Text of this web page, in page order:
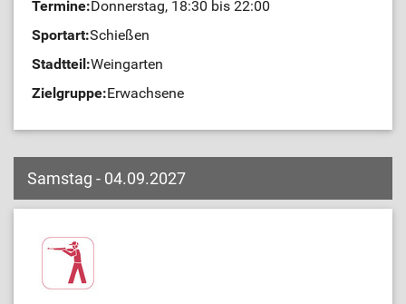
Termine:Donnerstag, 18:30 bis 22:00
Sportart:Schießen
Stadtteil:Weingarten
Zielgruppe:Erwachsene
Samstag - 04.09.2027